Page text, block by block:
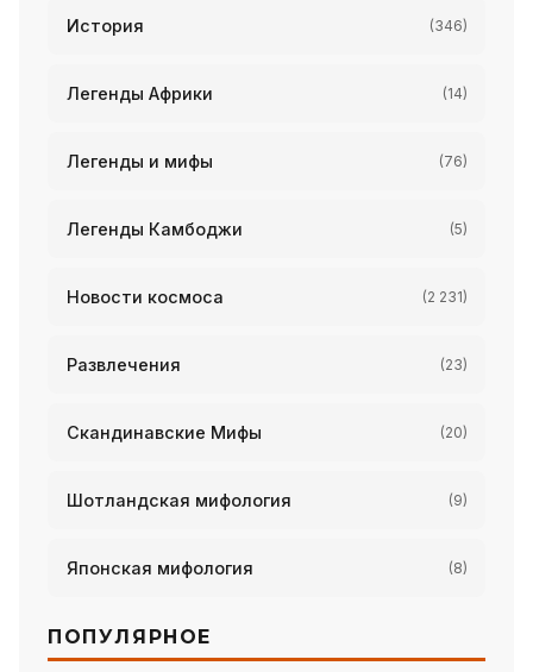
История (346)
Легенды Африки (14)
Легенды и мифы (76)
Легенды Камбоджи (5)
Новости космоса (2 231)
Развлечения (23)
Скандинавские Мифы (20)
Шотландская мифология (9)
Японская мифология (8)
ПОПУЛЯРНОЕ